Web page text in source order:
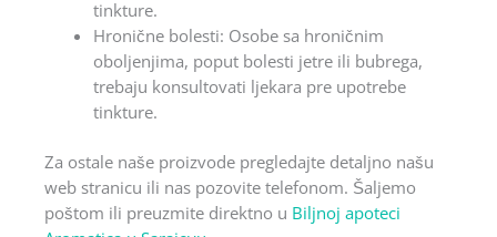
tinkture.
Hronične bolesti: Osobe sa hroničnim
oboljenjima, poput bolesti jetre ili bubrega,
trebaju konsultovati ljekara pre upotrebe
tinkture.
Za ostale naše proizvode pregledajte detaljno našu
web stranicu ili nas pozovite telefonom. Šaljemo
poštom ili preuzmite direktno u Biljnoj apoteci